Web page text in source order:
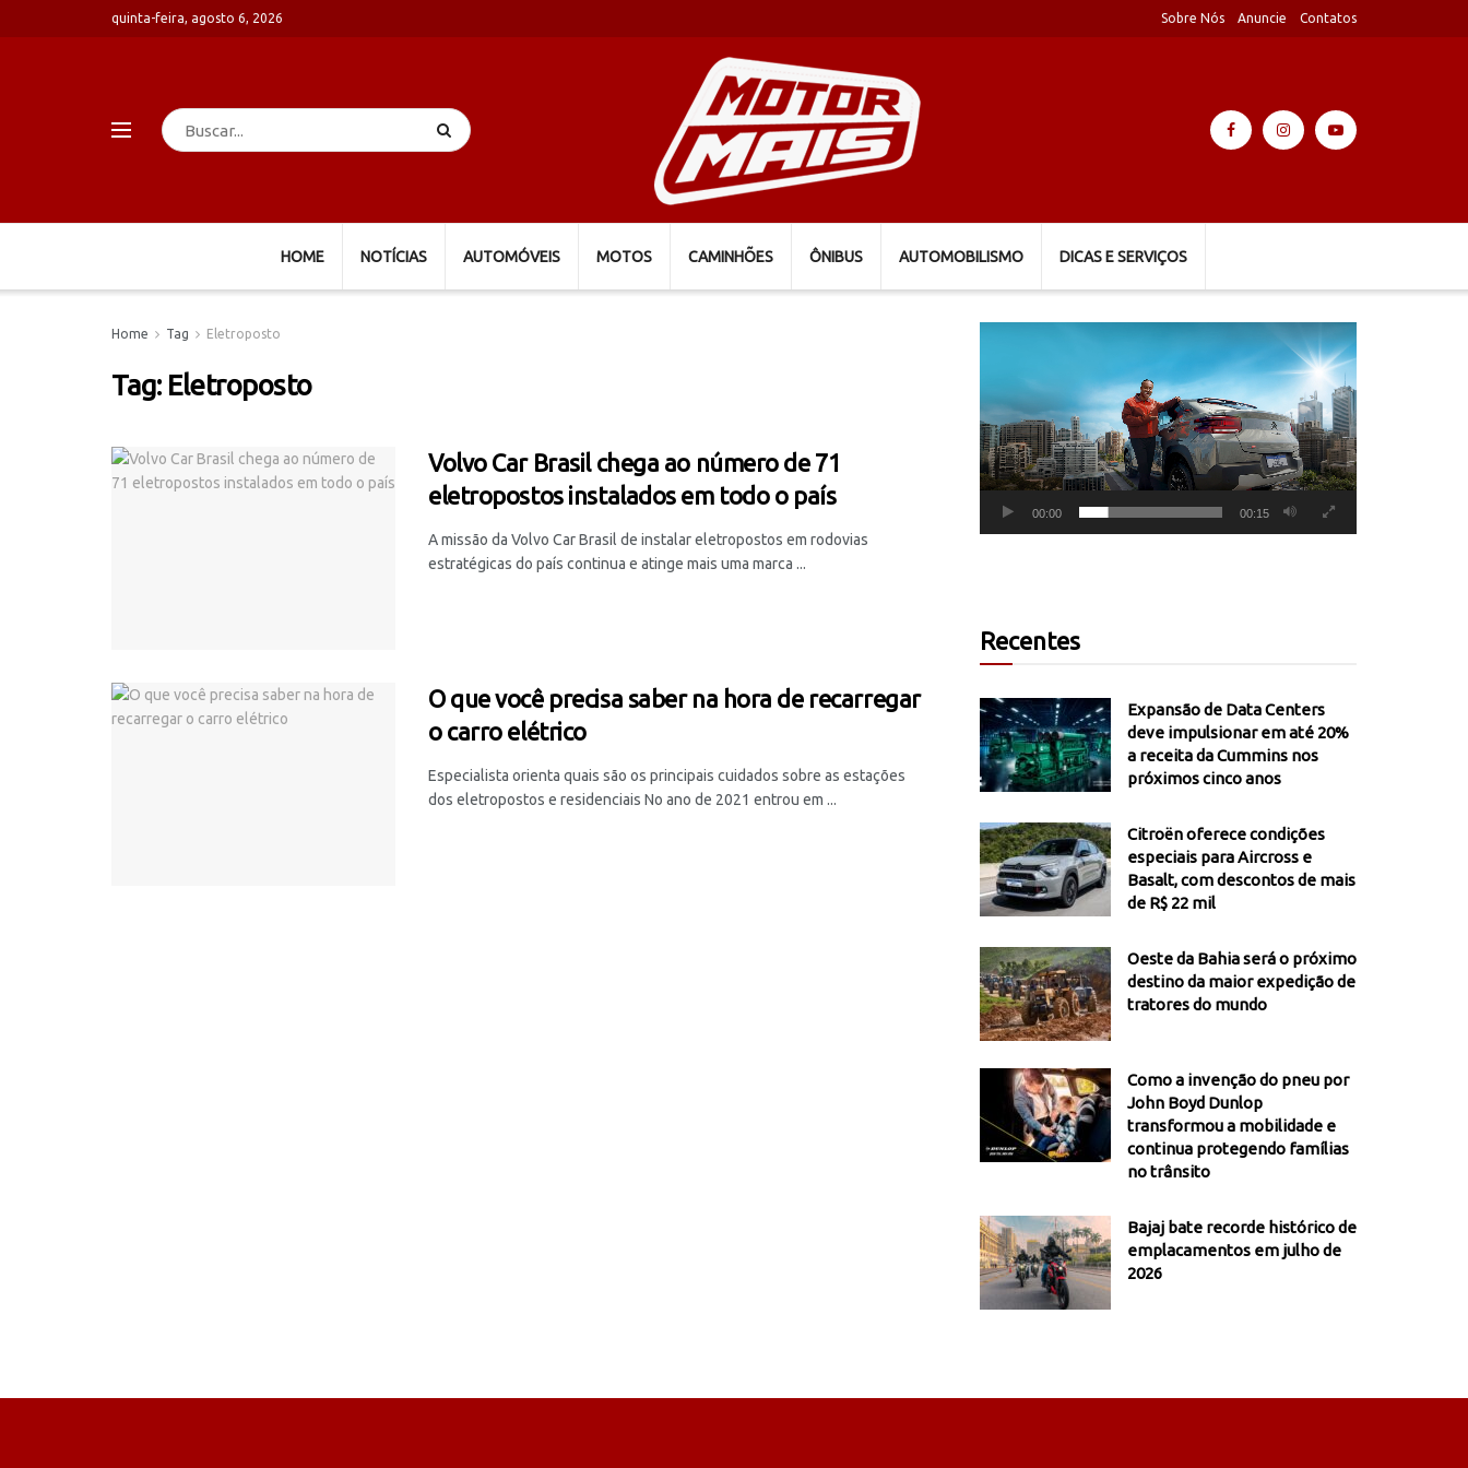
quinta-feira, agosto 6, 2026 Sobre Nós Anuncie Contatos
HOME NOTÍCIAS AUTOMÓVEIS MOTOS CAMINHÕES ÔNIBUS AUTOMOBILISMO DICAS E SERVIÇOS
Home Tag Eletroposto
Tag: Eletroposto
Volvo Car Brasil chega ao número de 71
eletropostos instalados em todo o país
A missão da Volvo Car Brasil de instalar eletropostos em rodovias
estratégicas do país continua e atinge mais uma marca ...
O que você precisa saber na hora de recarregar
o carro elétrico
Especialista orienta quais são os principais cuidados sobre as estações
dos eletropostos e residenciais No ano de 2021 entrou em ...
00:00 00:15
Recentes
Expansão de Data Centers
deve impulsionar em até 20%
a receita da Cummins nos
próximos cinco anos
Citroën oferece condições
especiais para Aircross e
Basalt, com descontos de mais
de R$ 22 mil
Oeste da Bahia será o próximo
destino da maior expedição de
tratores do mundo
Como a invenção do pneu por
John Boyd Dunlop
transformou a mobilidade e
continua protegendo famílias
no trânsito
Bajaj bate recorde histórico de
emplacamentos em julho de
2026